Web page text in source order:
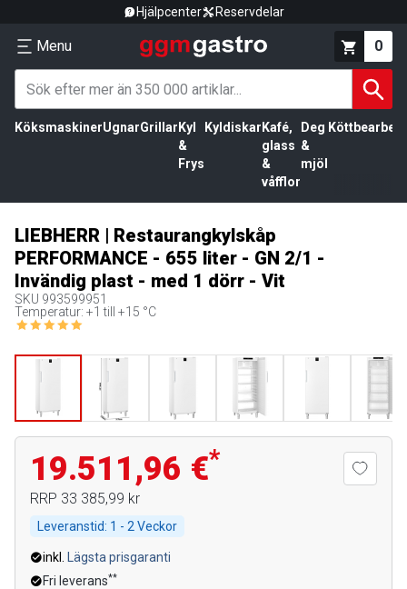
Hjälpcenter Reservdelar
Menu 0
KöksmaskinerUgnarGrillar Kyl
&
Frys
Kyldiskar Kafé,
glass
&
våfflor
Deg
&
mjöl
LIEBHERR | Restaurangkylskåp
PERFORMANCE - 655 liter - GN 2/1 -
Invändig plast - med 1 dörr - Vit
SKU 993599951
Temperatur: +1 till +15 °C
19.511,96 €*
RRP 33 385,99 kr
Leveranstid: 1 - 2 Veckor
inkl.
Lägsta prisgaranti
Fri leverans**